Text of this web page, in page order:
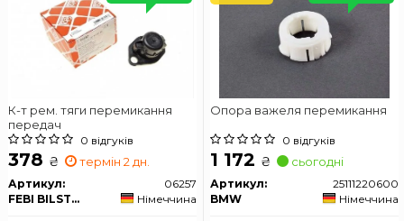
К-т рем. тяги перемикання
передач
0 відгуків
378 ₴ термін 2 дн.
Артикул:
06257
FEBI BILSTEIN
Німеччина
Опора важеля перемикання
0 відгуків
1 172 ₴ сьогодні
Артикул:
25111220600
BMW
Німеччина